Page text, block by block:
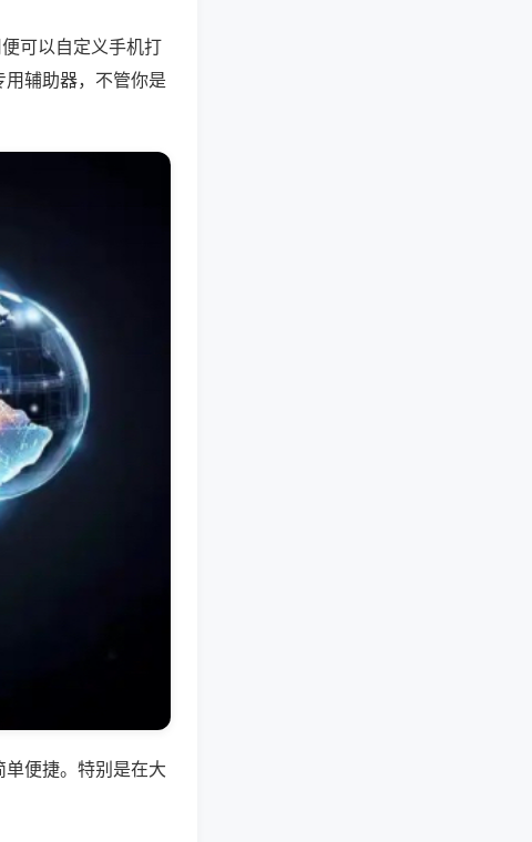
可以自定义手机打
辅助器，不管你是
便捷。特别是在大